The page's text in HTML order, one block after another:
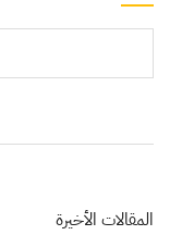
المقالات الأخيرة